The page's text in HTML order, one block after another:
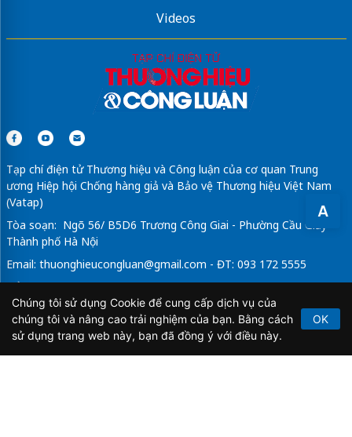
A
Videos
Tạp chí điện tử Thương hiệu và Công luận của cơ quan Trung
ương Hiệp hội Chống hàng giả và Bảo vệ Thương hiệu Việt Nam
(Vatap)
Tòa soạn: Ngõ 56/ B5D6 Trương Công Giai - Phường Cầu Giấy -
Thành phố Hà Nội
Email: thuonghieucongluan@gmail.com - ĐT: 093 172 5555
Tổng Biên Tập: Vũ Đức Thuận
Giấy phép hoạt động báo chí điện tử số 64/GP-BTTTT do Bộ
Thông tin và Truyền thông cấp ngày 21/2/2020.
Chúng tôi sử dụng Cookie để cung cấp dịch vụ của
chúng tôi và nâng cao trải nghiệm của bạn. Bằng cách
sử dụng trang web này, bạn đã đồng ý với điều này.
OK